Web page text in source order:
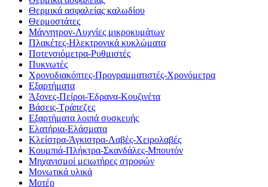
Θερμικά ασφαλείας καλωδίου
Θερμοστάτες
Μάγνητρον-Λυχνίες μικροκυμάτων
Πλακέτες-Ηλεκτρονικά κυκλώματα
Ποτενσιόμετρα-Ρυθμιστές
Πυκνωτές
Χρονοδιακόπτες-Προγραμματιστές-Χρονόμετρα
Εξαρτήματα
Άξονες-Πείροι-Έδρανα-Κουζινέτα
Βάσεις-Τράπεζες
Εξαρτήματα λοιπά συσκευής
Ελατήρια-Ελάσματα
Κλείστρα-Άγκιστρα-Λαβές-Χειρολαβές
Κουμπιά-Πλήκτρα-Σκανδάλες-Μπουτόν
Μηχανισμοί μειωτήρες στροφών
Μονωτικά υλικά
Μοτέρ